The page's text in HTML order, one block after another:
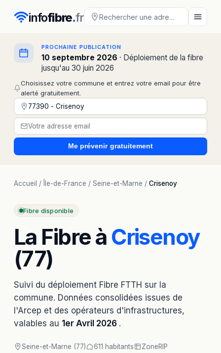
infofibre.fr
PROCHAINE PUBLICATION
10 septembre 2026 · Déploiement de la fibre
jusqu'au 30 juin 2026
Choisissez votre commune et entrez votre email pour être
alerté gratuitement.
Me prévenir gratuitement
Accueil / Île-de-France / Seine-et-Marne / Crisenoy
Fibre disponible
La Fibre à Crisenoy
(77)
Suivi du déploiement Fibre FTTH sur la
commune. Données consolidées issues de
l'Arcep et des opérateurs d'infrastructures,
valables au 1er Avril 2026 .
Seine-et-Marne (77) 611 habitants ZoneRIP